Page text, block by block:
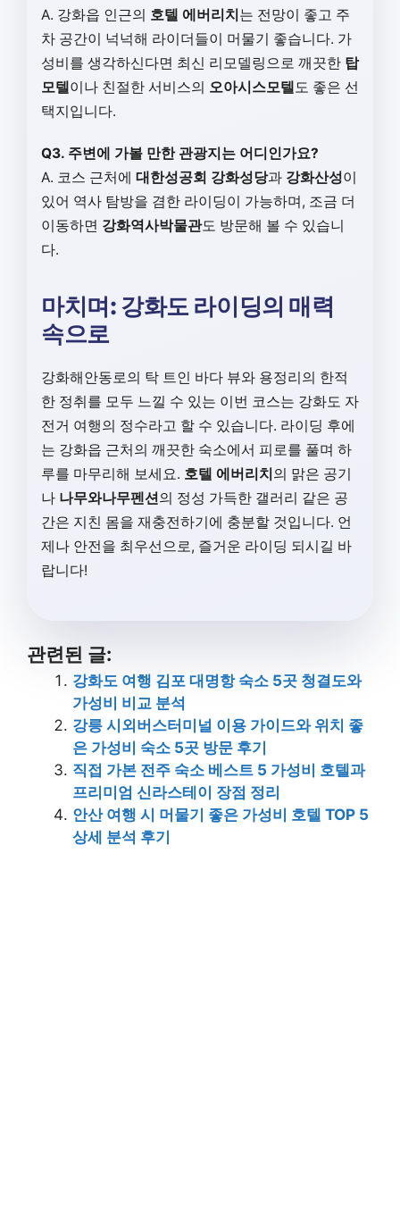
A. 강화읍 인근의 호텔 에버리치는 전망이 좋고 주
차 공간이 넉넉해 라이더들이 머물기 좋습니다. 가
성비를 생각하신다면 최신 리모델링으로 깨끗한 탑
모텔이나 친절한 서비스의 오아시스모텔 도 좋은 선
택지입니다.
Q3. 주변에 가볼 만한 관광지는 어디인가요?
A. 코스 근처에 대한성공회 강화성당과 강화산성이
있어 역사 탐방을 겸한 라이딩이 가능하며, 조금 더
이동하면 강화역사박물관도 방문해 볼 수 있습니
다.
마치며: 강화도 라이딩의 매력
속으로
강화해안동로의 탁 트인 바다 뷰와 용정리의 한적
한 정취를 모두 느낄 수 있는 이번 코스는 강화도 자
전거 여행의 정수라고 할 수 있습니다. 라이딩 후에
는 강화읍 근처의 깨끗한 숙소에서 피로를 풀며 하
루를 마무리해 보세요. 호텔 에버리치의 맑은 공기
나 나무와나무펜션의 정성 가득한 갤러리 같은 공
간은 지친 몸을 재충전하기에 충분할 것입니다. 언
제나 안전을 최우선으로, 즐거운 라이딩 되시길 바
랍니다!
관련된 글:
강화도 여행 김포 대명항 숙소 5곳 청결도와
가성비 비교 분석
강릉 시외버스터미널 이용 가이드와 위치 좋
은 가성비 숙소 5곳 방문 후기
직접 가본 전주 숙소 베스트 5 가성비 호텔과
프리미엄 신라스테이 장점 정리
안산 여행 시 머물기 좋은 가성비 호텔 TOP 5
상세 분석 후기